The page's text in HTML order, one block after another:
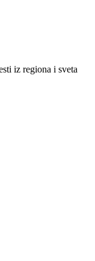
iz regiona i sveta